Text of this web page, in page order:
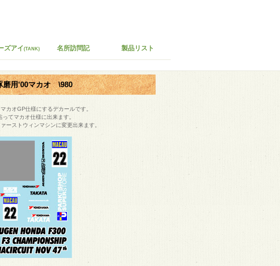
磨用'00マカオ \980
カオGP仕様にするデカールです。
てマカオ仕様に出来ます。
ーストウィンマシンに変更出来ます。
ズアイ(TANK) 名所訪問記 製品リスト